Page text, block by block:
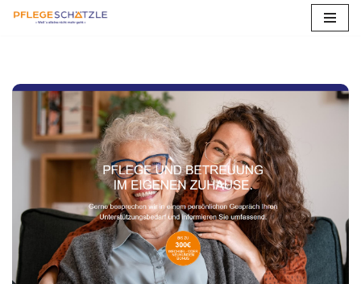
springen